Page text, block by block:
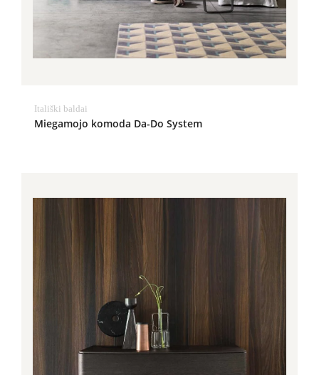
Itališki baldai
Miegamojo komoda Da-Do System